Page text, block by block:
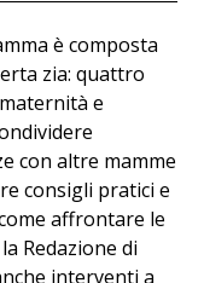
è composta
zia: quattro
e
con altre mamme
consigli pratici e
affrontare le
Redazione di
interventi a